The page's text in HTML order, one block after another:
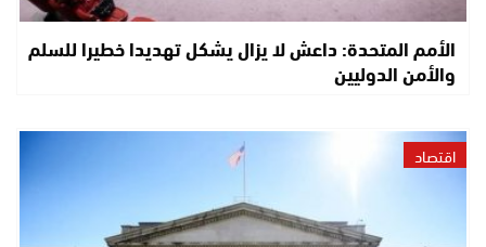
الأمم المتحدة: داعش لا يزال يشكل تهديدا خطيرا للسلم
والأمن الدوليين
اقتصاد